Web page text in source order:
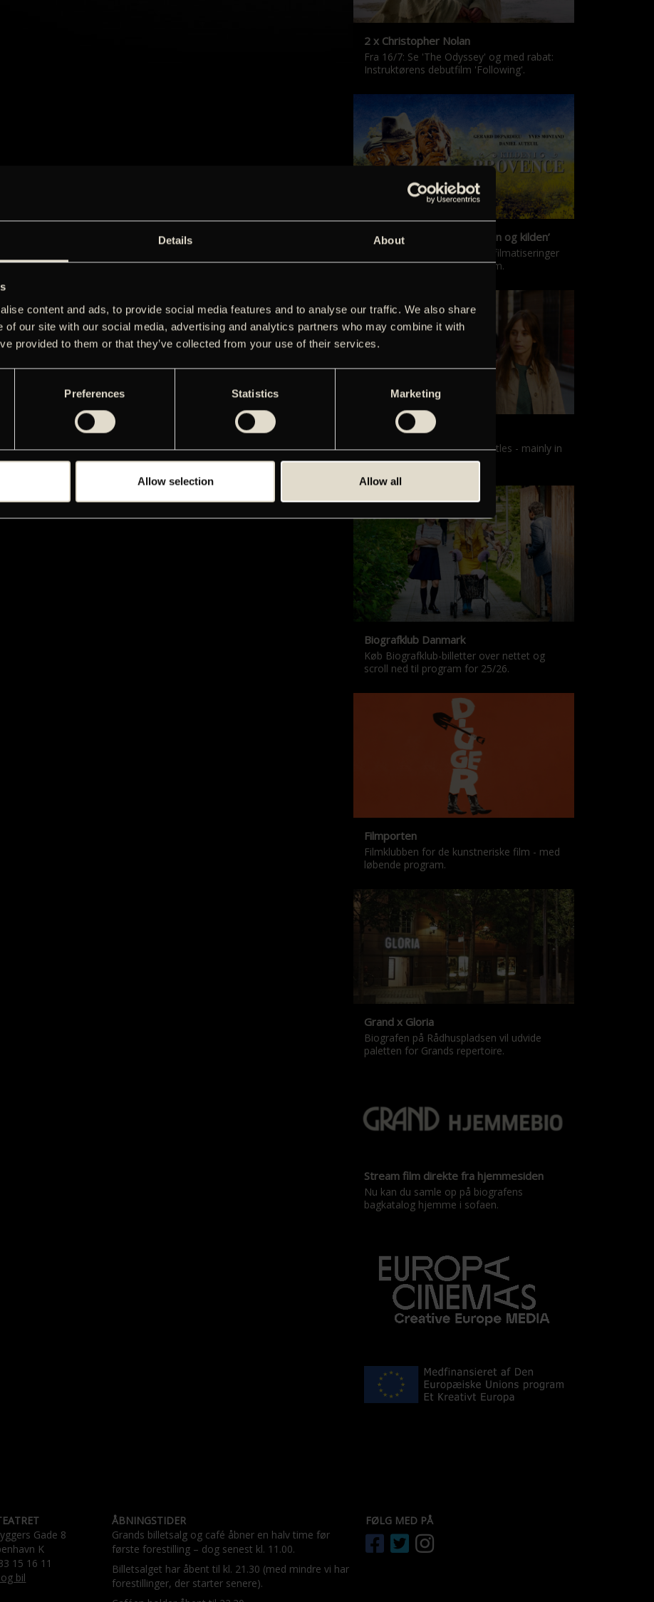
Details About
content and ads, to provide social media features and to analyse our traffic. We also share
of our site with our social media, advertising and analytics partners who may combine it with
provided to them or that they’ve collected from your use of their services.
Preferences Statistics Marketing
Allow selection Allow all
2 x Christopher Nolan
Fra 16/7: Se 'The Odyssey' og med rabat:
Instruktørens debutfilm 'Following'.
‘Kilden i Provence’ & ‘Manon og kilden’
De klassiske Marcel Pagnol-filmatiseringer
er tilbage i nyrestaureret form.
Films with English subtitles
Screenings with English subtitles - mainly in
our sister cinema, Gloria.
Biografklub Danmark
Køb Biografklub-billetter over nettet og
scroll ned til program for 25/26.
Filmporten
Filmklubben for de kunstneriske film - med
løbende program.
Grand x Gloria
Biografen på Rådhuspladsen vil udvide
paletten for Grands repertoire.
Stream film direkte fra hjemmesiden
Nu kan du samle op på biografens
bagkatalog hjemme i sofaen.
Gade 8
K
15 16 11
bil
ÅBNINGSTIDER
Grands billetsalg og café åbner en halv time før
første forestilling – dog senest kl. 11.00.
Billetsalget har åbent til kl. 21.30 (med mindre vi har
forestillinger, der starter senere).
FØLG MED PÅ